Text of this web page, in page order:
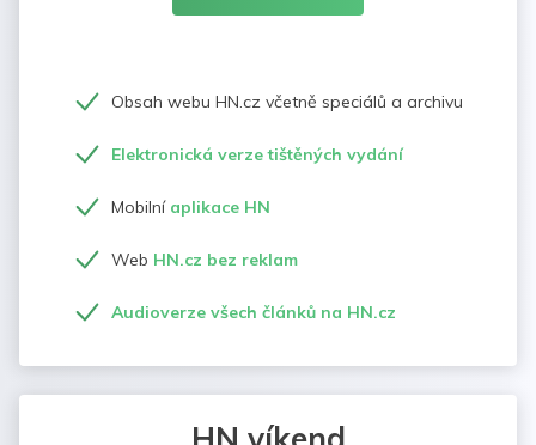
Obsah webu HN.cz včetně speciálů a archivu
Elektronická verze tištěných vydání
Mobilní aplikace HN
Web HN.cz bez reklam
Audioverze všech článků na HN.cz